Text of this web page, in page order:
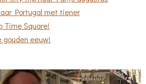
Portugal met tiener
Time Square!
gouden eeuw!